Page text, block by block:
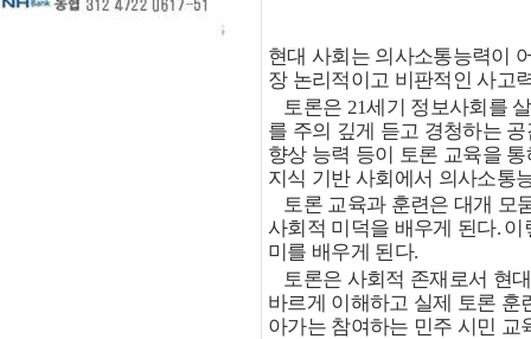
현대 사회는 의사소통능력이
장 논리적이고 비판적인 사고
토론은 21세기 정보사회를
를 주의 깊게 듣고 경청하는
향상 능력 등이 토론 교육을
지식 기반 사회에서 의사소통
토론 교육과 훈련은 대개 모
사회적 미덕을 배우게 된다. 이
미를 배우게 된다.
토론은 사회적 존재로서 현
바르게 이해하고 실제 토론
아가는 참여하는 민주 시민 교